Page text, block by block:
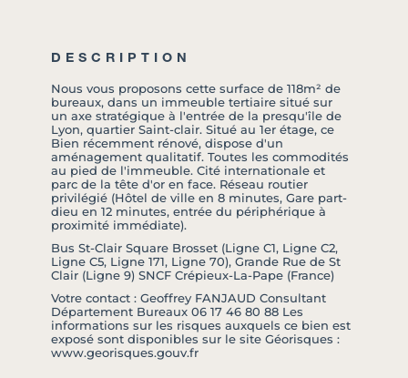
DESCRIPTION
Nous vous proposons cette surface de 118m² de
bureaux, dans un immeuble tertiaire situé sur
un axe stratégique à l'entrée de la presqu'île de
Lyon, quartier Saint-clair. Situé au 1er étage, ce
Bien récemment rénové, dispose d'un
aménagement qualitatif. Toutes les commodités
au pied de l'immeuble. Cité internationale et
parc de la tête d'or en face. Réseau routier
privilégié (Hôtel de ville en 8 minutes, Gare part-
dieu en 12 minutes, entrée du périphérique à
proximité immédiate).
Bus St-Clair Square Brosset (Ligne C1, Ligne C2,
Ligne C5, Ligne 171, Ligne 70), Grande Rue de St
Clair (Ligne 9) SNCF Crépieux-La-Pape (France)
Votre contact : Geoffrey FANJAUD Consultant
Département Bureaux 06 17 46 80 88 Les
informations sur les risques auxquels ce bien est
exposé sont disponibles sur le site Géorisques :
www.georisques.gouv.fr